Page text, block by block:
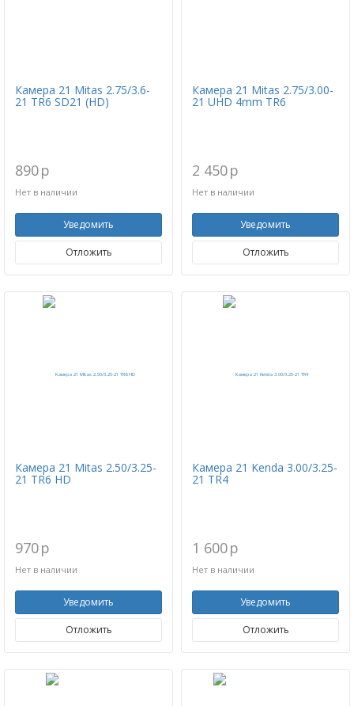
Камера 21 Mitas 2.75/3.6-
21 TR6 SD21 (HD)
890p
Нет в наличии
Уведомить
Отложить
Камера 21 Mitas 2.75/3.00-
21 UHD 4mm TR6
2 450p
Нет в наличии
Уведомить
Отложить
Камера 21 Mitas 2.50/3.25-
21 TR6 HD
970p
Нет в наличии
Уведомить
Отложить
Камера 21 Kenda 3.00/3.25-
21 TR4
1 600p
Нет в наличии
Уведомить
Отложить